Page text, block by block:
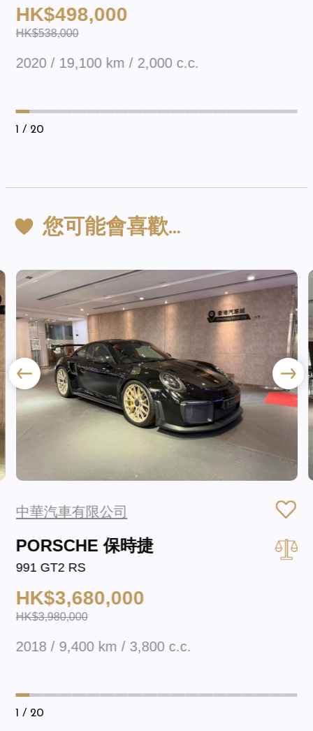
HK$498,000
HK$538,000
2020 / 19,100 km / 2,000 c.c.
1 / 20
您可能會喜歡…
中華汽車有限公司
PORSCHE 保時捷
991 GT2 RS
HK$3,680,000
HK$3,980,000
2018 / 9,400 km / 3,800 c.c.
1 / 20